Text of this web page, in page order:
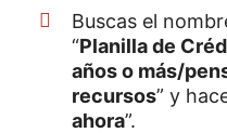
Buscas el
“Planilla de
años o más/
recursos” y
ahora”.